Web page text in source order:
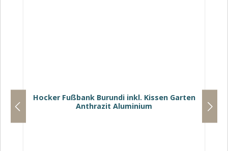
Hocker Fußbank Burundi inkl. Kissen Garten
Anthrazit Aluminium